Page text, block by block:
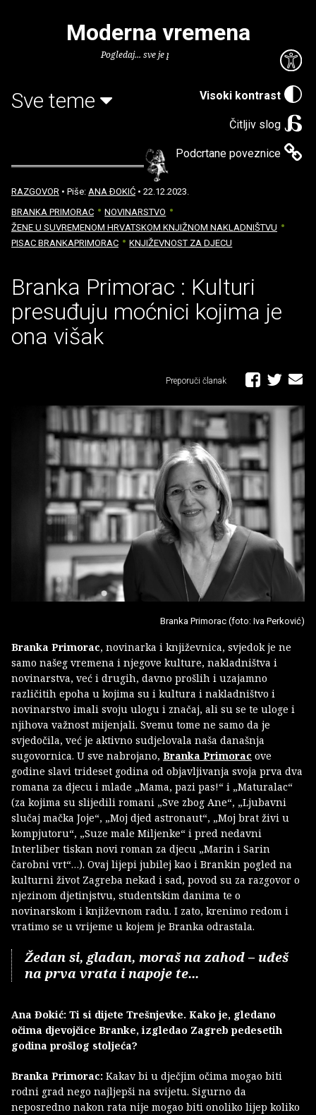
Visoki kontrast
Čitljiv slog
Podcrtane poveznice
Moderna vremena
Pogledaj... sve je puno knjiga.
Sve teme
RAZGOVOR • Piše: ANA ÐOKIĆ • 22.12.2023.
BRANKA PRIMORAC
NOVINARSTVO
ŽENE U SUVREMENOM HRVATSKOM KNJIŽNOM NAKLADNIŠTVU
PISAC BRANKAPRIMORAC
KNJIŽEVNOST ZA DJECU
Branka Primorac : Kulturi
presuđuju moćnici kojima je
ona višak
Preporuči članak
Branka Primorac (foto: Iva Perković)
Branka Primorac, novinarka i književnica, svjedok je ne
samo našeg vremena i njegove kulture, nakladništva i
novinarstva, već i drugih, davno prošlih i uzajamno
različitih epoha u kojima su i kultura i nakladništvo i
novinarstvo imali svoju ulogu i značaj, ali su se te uloge i
njihova važnost mijenjali. Svemu tome ne samo da je
svjedočila, već je aktivno sudjelovala naša današnja
sugovornica. U sve nabrojano, Branka Primorac ove
godine slavi trideset godina od objavljivanja svoja prva dva
romana za djecu i mlade „Mama, pazi pas!“ i „Maturalac“
(za kojima su slijedili romani „Sve zbog Ane“, „Ljubavni
slučaj mačka Joje“, „Moj djed astronaut“, „Moj brat živi u
kompjutoru“, „Suze male Miljenke“ i pred nedavni
Interliber tiskan novi roman za djecu „Marin i Sarin
čarobni vrt“…). Ovaj lijepi jubilej kao i Brankin pogled na
kulturni život Zagreba nekad i sad, povod su za razgovor o
njezinom djetinjstvu, studentskim danima te o
novinarskom i književnom radu. I zato, krenimo redom i
vratimo se u vrijeme u kojem je Branka odrastala.
Žedan si, gladan, moraš na zahod – uđeš
na prva vrata i napoje te...
Ana Đokić: Ti si dijete Trešnjevke. Kako je, gledano
očima djevojčice Branke, izgledao Zagreb pedesetih
godina prošlog stoljeća?
Branka Primorac: Kakav bi u dječjim očima mogao biti
rodni grad nego najljepši na svijetu. Sigurno da
neposredno nakon rata nije mogao biti onoliko lijep koliko